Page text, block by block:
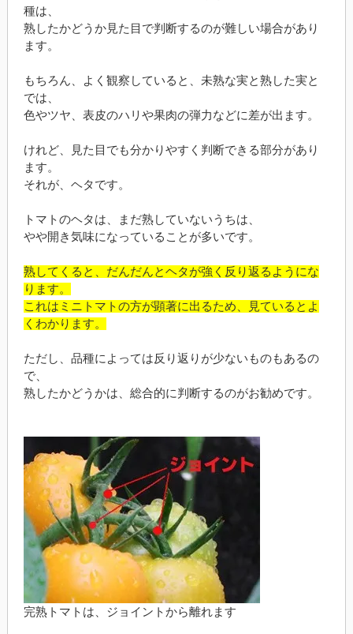
種は、
熟したかどうか見た目で判断するのが難しい場合があり
ます。
もちろん、よく観察していると、未熟な実と熟した実と
では、
色やツヤ、表皮のハリや果肉の弾力などに差が出ます。
けれど、見た目でも分かりやすく判断できる部分があり
ます。
それが、ヘタです。
トマトのヘタは、まだ熟していないうちは、
やや開き気味になっていることが多いです。
熟してくると、だんだんとヘタが強く反り返るようにな
ります。
これはミニトマトの方が顕著に出るため、見ているとよ
くわかります。
ただし、品種によっては反り返りが少ないものもあるの
で、
熟したかどうかは、総合的に判断するのがお勧めです。
完熟トマトは、ジョイントから離れます